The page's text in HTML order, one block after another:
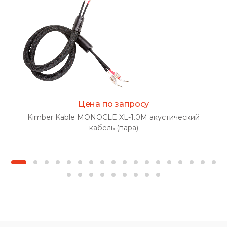
Цена по запросу
Kimber Kable MONOCLE XL-1.0M акустический
кабель (пара)